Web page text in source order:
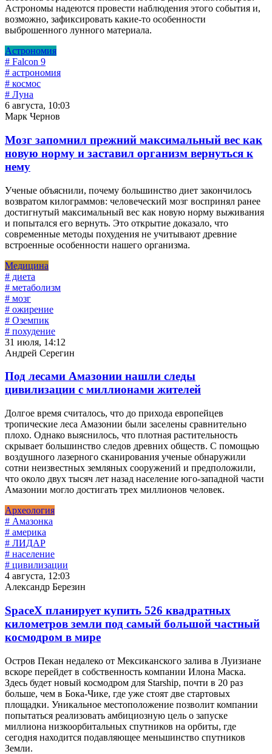
Астрономы надеются провести наблюдения этого события и,
возможно, зафиксировать какие-то особенности
выброшенного лунного материала.
Астрономия
# Falcon 9
# астрономия
# космос
# Луна
6 августа, 10:03
Марк Чернов
Мозг запомнил прежний максимальный вес как
новую норму и заставил организм вернуться к
нему
Ученые объяснили, почему большинство диет закончилось
возвратом килограммов: человеческий мозг воспринял ранее
достигнутый максимальный вес как новую норму выживания
и попытался его вернуть. Это открытие доказало, что
современные методы похудения не учитывают древние
встроенные особенности нашего организма.
Медицина
# диета
# метаболизм
# мозг
# ожирение
# Оземпик
# похудение
31 июля, 14:12
Андрей Серегин
Под лесами Амазонии нашли следы
цивилизации с миллионами жителей
Долгое время считалось, что до прихода европейцев
тропические леса Амазонии были заселены сравнительно
плохо. Однако выяснилось, что плотная растительность
скрывает большинство следов древних обществ. С помощью
воздушного лазерного сканирования ученые обнаружили
сотни неизвестных земляных сооружений и предположили,
что около двух тысяч лет назад население юго-западной части
Амазонии могло достигать трех миллионов человек.
Археология
# Амазонка
# америка
# ЛИДАР
# население
# цивилизации
4 августа, 12:03
Александр Березин
SpaceX планирует купить 526 квадратных
километров земли под самый большой частный
космодром в мире
Остров Пекан недалеко от Мексиканского залива в Луизиане
вскоре перейдет в собственность компании Илона Маска.
Здесь будет новый космодром для Starship, почти в 20 раз
больше, чем в Бока-Чике, где уже стоят две стартовых
площадки. Уникальное местоположение позволит компании
попытаться реализовать амбициозную цель о запуске
миллиона низкоорбитальных спутников на орбиты, где
сегодня находится подавляющее меньшинство спутников
Земли.